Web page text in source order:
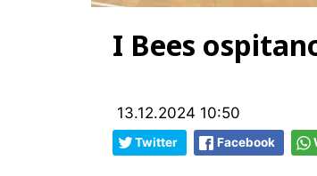
I Bees
13.12.2024 10:50
Twitter Facebook